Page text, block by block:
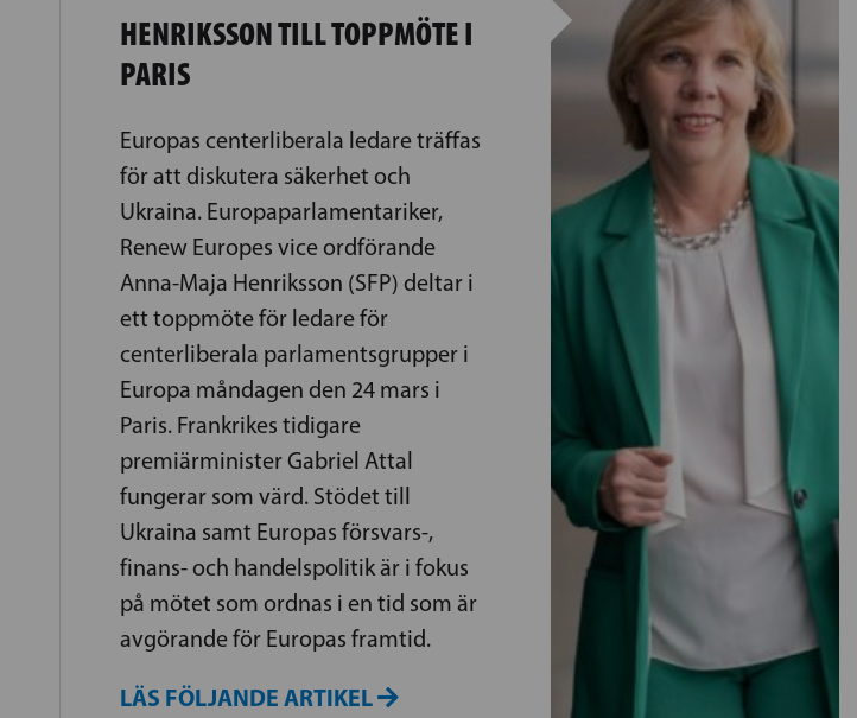
HENRIKSSON TILL TOPPMÖTE I
PARIS
Europas centerliberala ledare träffas
för att diskutera säkerhet och
Ukraina. Europaparlamentariker,
Renew Europes vice ordförande
Anna-Maja Henriksson (SFP) deltar i
ett toppmöte för ledare för
centerliberala parlamentsgrupper i
Europa måndagen den 24 mars i
Paris. Frankrikes tidigare
premiärminister Gabriel Attal
fungerar som värd. Stödet till
Ukraina samt Europas försvars-,
finans- och handelspolitik är i fokus
på mötet som ordnas i en tid som är
avgörande för Europas framtid.
LÄS FÖLJANDE ARTIKEL